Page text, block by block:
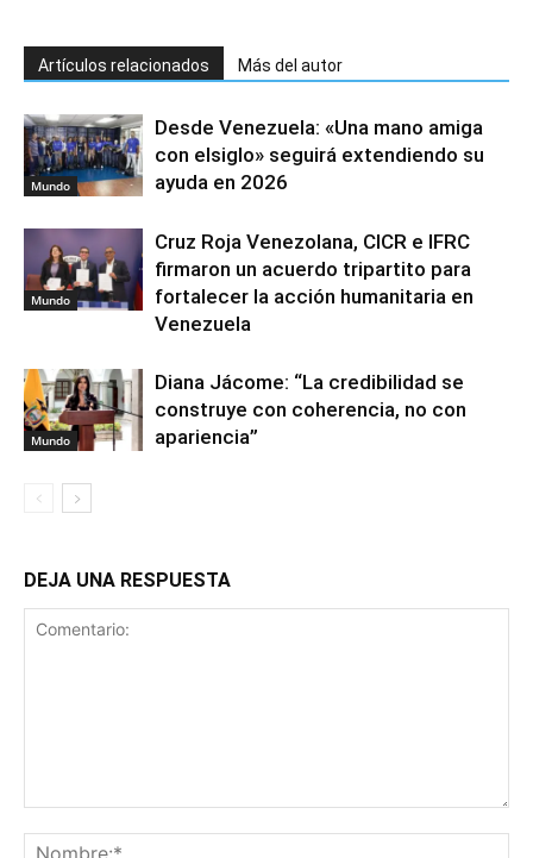
Artículos relacionados Más del autor
Mundo
Desde Venezuela: «Una mano amiga
con elsiglo» seguirá extendiendo su
ayuda en 2026
Mundo
Cruz Roja Venezolana, CICR e IFRC
firmaron un acuerdo tripartito para
fortalecer la acción humanitaria en
Venezuela
Mundo
Diana Jácome: “La credibilidad se
construye con coherencia, no con
apariencia”
DEJA UNA RESPUESTA